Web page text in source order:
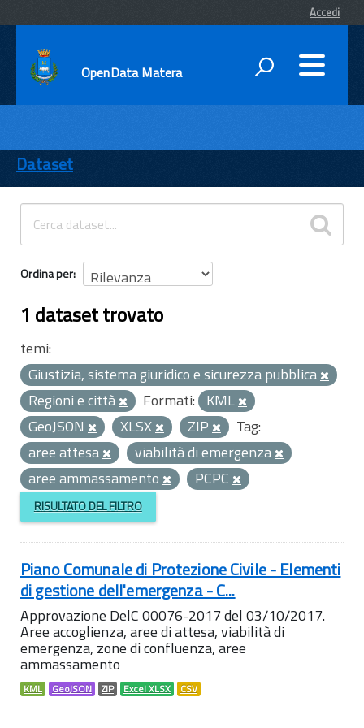
Accedi
OpenData Matera
ENTI
TEMI
INFORMAZIONI
Dataset
Ordina per
1 dataset trovato
temi:
Giustizia, sistema giuridico e sicurezza pubblica
Regioni e città
Formati: KML
GeoJSON
XLSX ZIP
Tag:
aree attesa
viabilità di emergenza
aree ammassamento
PCPC
RISULTATO DEL FILTRO
Piano Comunale di Protezione Civile - Elementi
di gestione dell'emergenza - C...
Approvazione DelC 00076-2017 del 03/10/2017.
Aree accoglienza, aree di attesa, viabilità di
emergenza, zone di confluenza, aree
ammassamento
KML GeoJSON ZIP Excel XLSX CSV